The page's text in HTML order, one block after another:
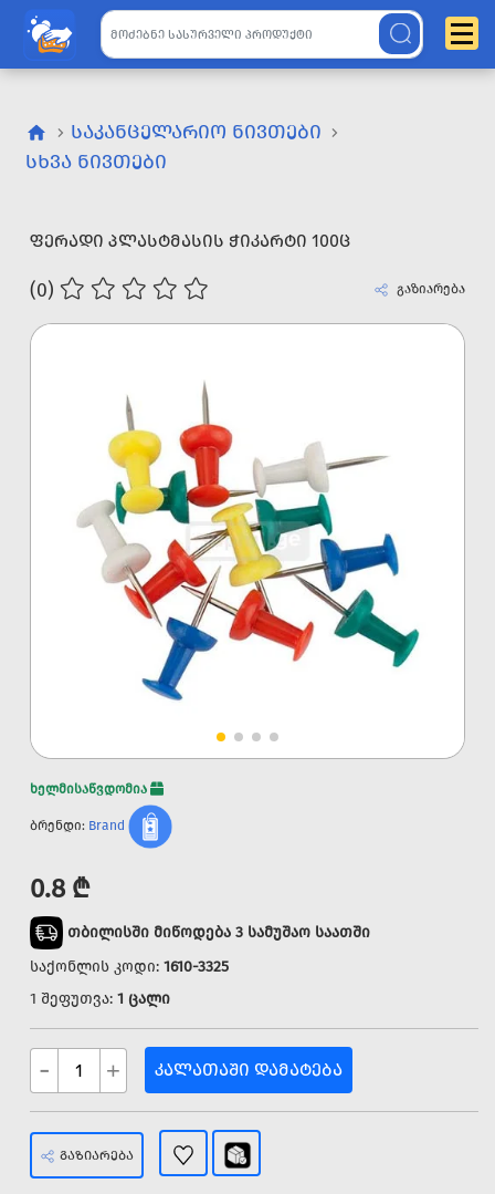
ᲡᲐᲙᲐᲜᲪᲔᲚᲐᲠᲘᲝ ᲜᲘᲕᲗᲔᲑᲘ
ᲡᲮᲕᲐ ᲜᲘᲕᲗᲔᲑᲘ
ᲤᲔᲠᲐᲓᲘ ᲞᲚᲐᲡᲢᲛᲐᲡᲘᲡ ᲭᲘᲙᲐᲠᲢᲘ 100Ც
(0) გაზიარება
ხელმისაწვდომია
ბრენდი: Brand
0.8 ₾
თბილისში მიწოდება 3 სამუშაო საათში
საქონლის კოდი: 1610-3325
1 შეფუთვა: 1 ცალი
- + ᲙᲐᲚᲐᲗᲐᲨᲘ ᲓᲐᲛᲐᲢᲔᲑᲐ
ᲒᲐᲖᲘᲐᲠᲔᲑᲐ